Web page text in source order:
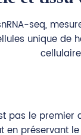
seq,
unique
pas le premier
en préservant